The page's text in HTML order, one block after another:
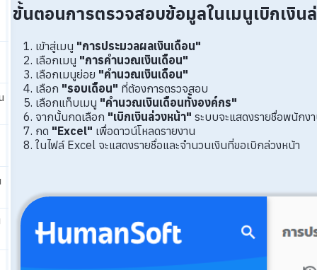
ขั้นตอนการตรวจสอบข้อมูลในเมนูเบิกเงิน
เข้าสู่เมนู "การประมวลผลเงินเดือน"
เลือกเมนู "การคำนวณเงินเดือน"
เลือกเมนูย่อย "คำนวณเงินเดือน"
เลือก "รอบเดือน" ที่ต้องการตรวจสอบ
เลือกแท็บเมนู "คำนวณเงินเดือนทั้งองค์กร"
จากนั้นกดเลือก "เบิกเงินล่วงหน้า" ระบบจะแสดงรายชื่อพนักง
กด "Excel" เพื่อดาวน์โหลดรายงาน
ในไฟล์ Excel จะแสดงรายชื่อและจำนวนเงินที่ขอเบิกล่วงหน้า